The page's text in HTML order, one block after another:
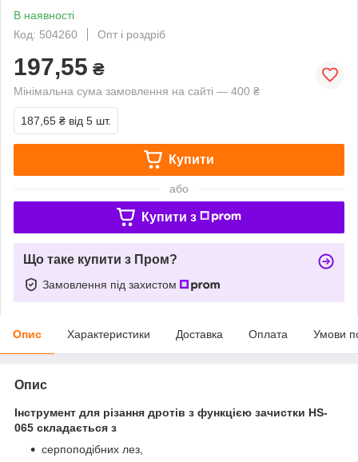
В наявності
Код: 504260
Опт і роздріб
197,55 ₴
Мінімальна сума замовлення на сайті — 400 ₴
187,65 ₴ від 5 шт.
Купити
або
Купити з
Що таке купити з Пром?
Замовлення під захистом
Опис Характеристики Доставка Оплата Умови
Опис
Інструмент для різання дротів з функцією зачистки HS-
065 складається з
серпоподібних лез,